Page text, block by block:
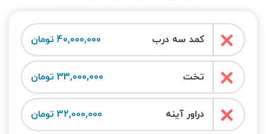
کمد سه درب 40,000,000 تومان
تخت 33,000,000 تومان
دراور آینه 32,000,000 تومان